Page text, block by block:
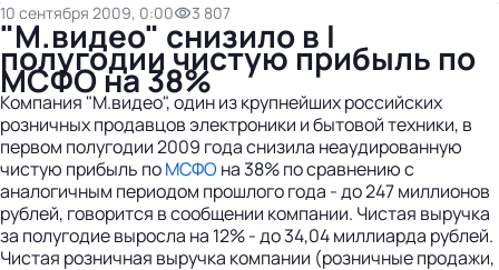
10 сентября 2009, 0:00 3 807
"М.видео" снизило в I
полугодии чистую прибыль по
МСФО на 38%
Компания "М.видео", один из крупнейших российских
розничных продавцов электроники и бытовой техники, в
первом полугодии 2009 года снизила неаудированную
чистую прибыль поМСФО на 38% по сравнению с
аналогичным периодом прошлого года - до 247 миллионов
рублей, говорится в сообщении компании. Чистая выручка
за полугодие выросла на 12% - до 34,04 миллиарда рублей.
Чистая розничная выручка компании (розничные продажи,